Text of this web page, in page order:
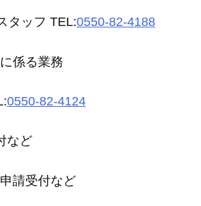
タッフ TEL:0550-82-4188
係る業務
0550-82-4124
など
請受付など